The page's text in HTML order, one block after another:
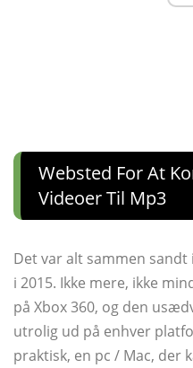
Websted For At
Videoer Til Mp3
Det var alt sammen
i 2015. Ikke mere, ikke
på Xbox 360, og den
utrolig ud på enhver
praktisk, en pc / Mac, der